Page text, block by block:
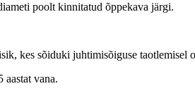
poolt kinnitatud õppekava järgi.
kes sõiduki juhtimisõiguse taotlemisel
vana.